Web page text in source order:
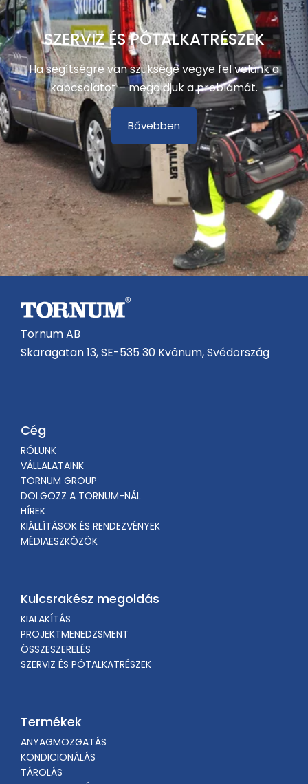
SZERVIZ ÉS PÓTALKATRÉSZEK
Ha segítségre van szüksége vegye fel velünk a
kapcsolatot – megoldjuk a problámát.
Bővebben
Tornum AB
Skaragatan 13, SE-535 30 Kvänum, Svédország
Cég
RÓLUNK
VÁLLALATAINK
TORNUM GROUP
DOLGOZZ A TORNUM-NÁL
HÍREK
KIÁLLÍTÁSOK ÉS RENDEZVÉNYEK
MÉDIAESZKÖZÖK
Kulcsrakész megoldás
KIALAKÍTÁS
PROJEKTMENEDZSMENT
ÖSSZESZERELÉS
SZERVIZ ÉS PÓTALKATRÉSZEK
Termékek
ANYAGMOZGATÁS
KONDICIONÁLÁS
TÁROLÁS